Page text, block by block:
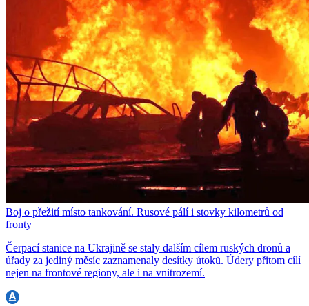
Boj o přežití místo tankování. Rusové pálí i stovky kilometrů od
fronty
Čerpací stanice na Ukrajině se staly dalším cílem ruských dronů a
úřady za jediný měsíc zaznamenaly desítky útoků. Údery přitom cílí
nejen na frontové regiony, ale i na vnitrozemí.